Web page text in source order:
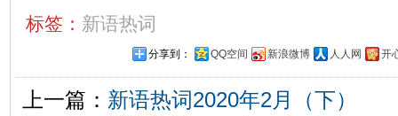
标签： 新语热词
分享到： QQ空间 新浪微博 人人网 开
上一篇： 新语热词2020年2月（下）